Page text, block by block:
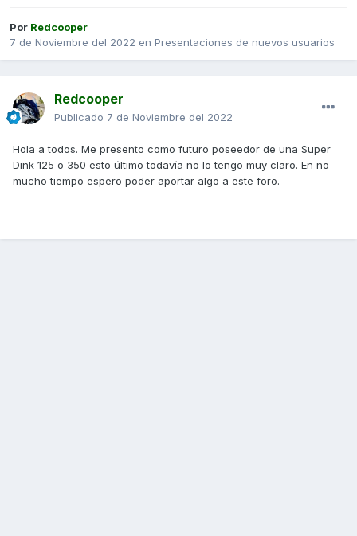
Por Redcooper
7 de Noviembre del 2022 en Presentaciones de nuevos usuarios
Redcooper
Publicado 7 de Noviembre del 2022
Hola a todos. Me presento como futuro poseedor de una Super
Dink 125 o 350 esto último todavía no lo tengo muy claro. En no
mucho tiempo espero poder aportar algo a este foro.